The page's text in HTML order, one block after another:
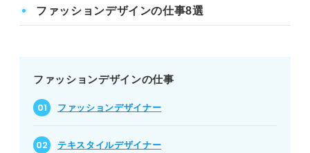
ファッションデザインの仕事8選
ファッションデザインの仕事
ファッションデザイナー
テキスタイルデザイナー